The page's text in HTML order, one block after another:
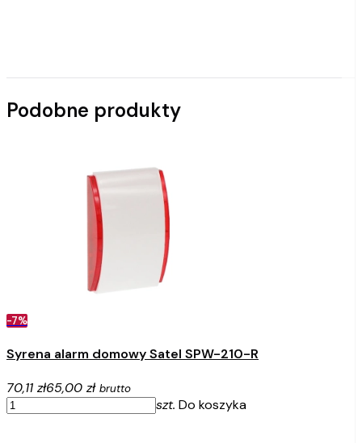
Podobne produkty
-7%
Syrena alarm domowy Satel SPW-210-R
70,11 zł65,00 zł brutto
szt. Do koszyka